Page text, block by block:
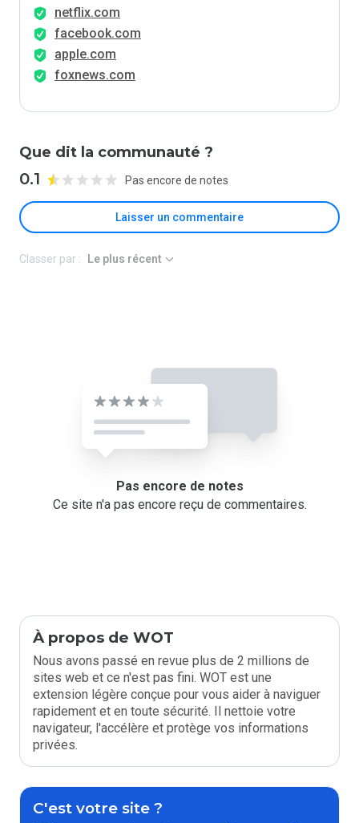
netflix.com
facebook.com
apple.com
foxnews.com
Que dit la communauté ?
0.1 Pas encore de notes
Laisser un commentaire
Classer par : Le plus récent
Pas encore de notes
Ce site n'a pas encore reçu de commentaires.
À propos de WOT
Nous avons passé en revue plus de 2 millions de
sites web et ce n'est pas fini. WOT est une
extension légère conçue pour vous aider à naviguer
rapidement et en toute sécurité. Il nettoie votre
navigateur, l'accélère et protège vos informations
privées.
C'est votre site ?